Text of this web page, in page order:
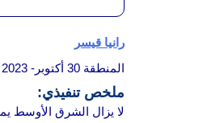
رانيا قيسر
المنطقة 30 أكتوبر- 2023
ملخص تنفيذي:
لا يزال الشرق الأوسط